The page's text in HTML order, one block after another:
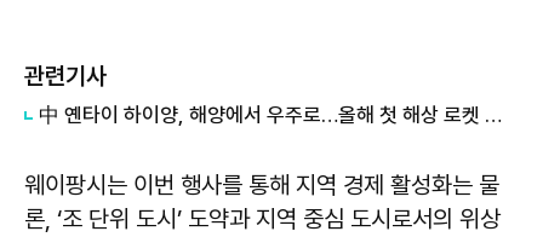
관련기사
中 옌타이 하이양, 해양에서 우주로…올해 첫 해상 로켓 발사 성공
웨이팡시는 이번 행사를 통해 지역 경제 활성화는 물
론, ‘조 단위 도시’ 도약과 지역 중심 도시로서의 위상